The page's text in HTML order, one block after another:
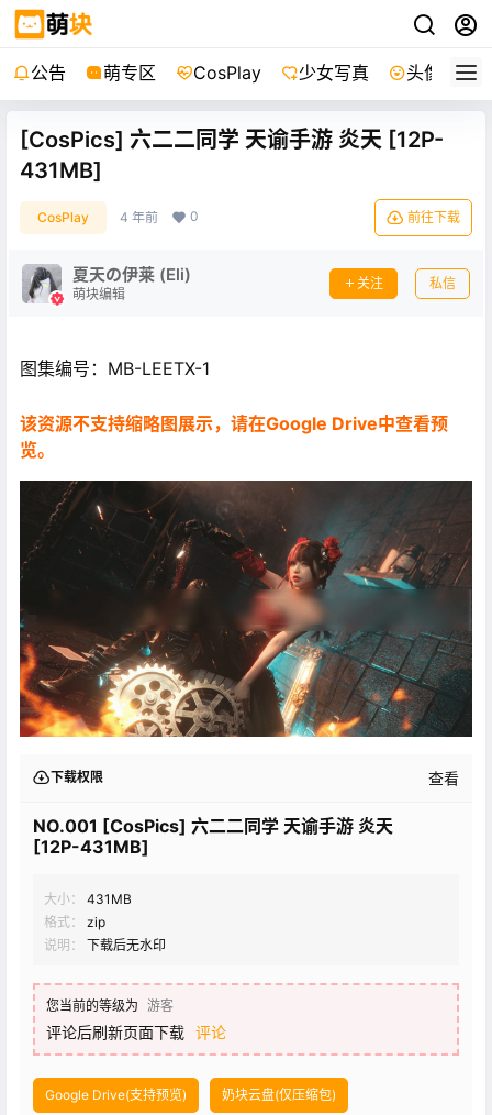
公告 萌专区 CosPlay 少女写真 头像
[CosPics] 六二二同学 天谕手游 炎天 [12P-
431MB]
CosPlay 4 年前 0 前往下载
夏天の伊莱 (Eli)
萌块编辑
关注 私信
图集编号：MB-LEETX-1
该资源不支持缩略图展示，请在Google Drive中查看预
览。
下载权限 查看
NO.001 [CosPics] 六二二同学 天谕手游 炎天
[12P-431MB]
大小：
431MB
格式：
zip
说明：
下载后无水印
您当前的等级为 游客
评论后刷新页面下载 评论
Google Drive(支持预览) 奶块云盘(仅压缩包)